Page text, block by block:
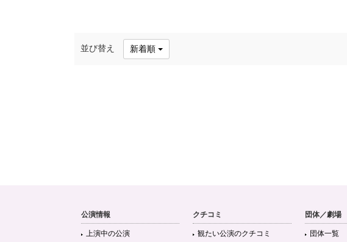
並び替え 新着順
公演情報
上演中の公演
クチコミ
観たい公演のクチコミ
団体／劇場
団体一覧